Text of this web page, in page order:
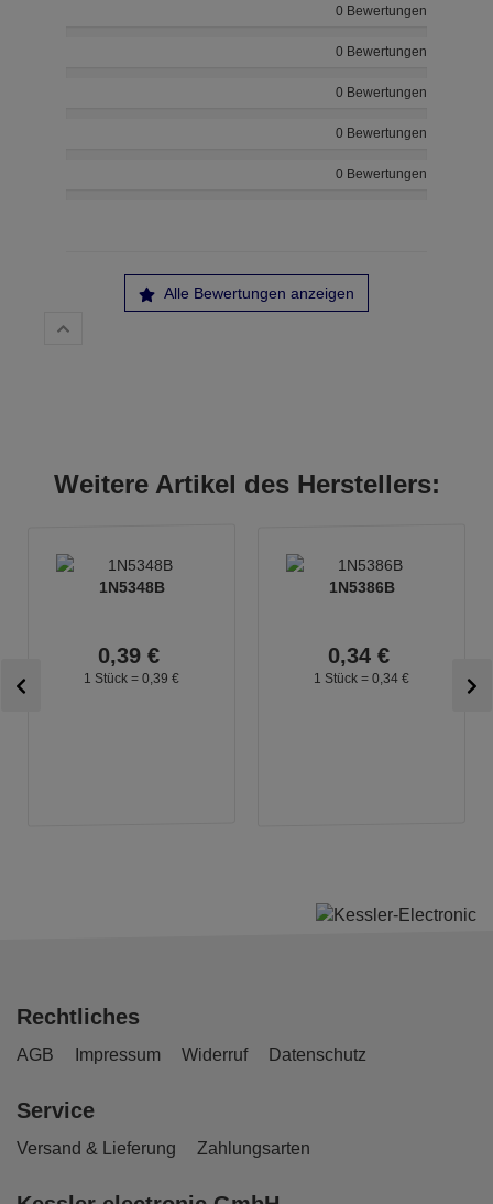
0 Bewertungen
0 Bewertungen
0 Bewertungen
0 Bewertungen
0 Bewertungen
Alle Bewertungen anzeigen
Weitere Artikel des Herstellers:
1N5348B
0,39 €
1 Stück = 0, 39 €
1N5386B
0,34 €
1 Stück = 0, 34 €
Rechtliches
AGB Impressum Widerruf Datenschutz
Service
Versand & Lieferung Zahlungsarten